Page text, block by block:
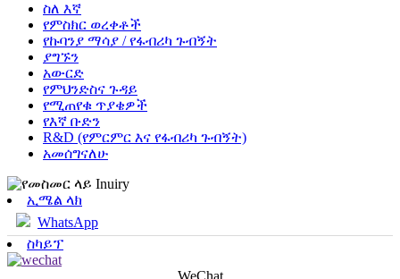
ስለ እኛ
የምስክር ወረቀቶች
የኩባንያ ማሳያ / የፋብሪካ ጉብኝት
ያግኙን
አውርድ
የምህንድስና ጉዳይ
የሚጠየቁ ጥያቄዎች
የእኛ ቡድን
R&D (የምርምር እና የፋብሪካ ጉብኝት)
አመሰግናለሁ
ኢሜል ላክ
WhatsApp
ስካይፕ